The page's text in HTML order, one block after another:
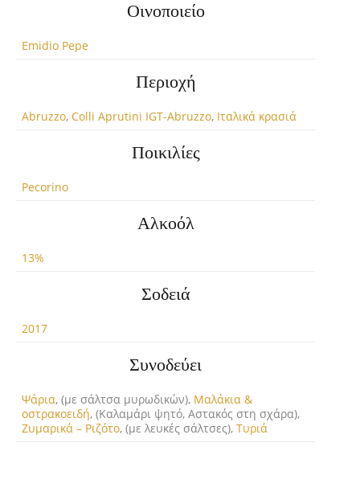
Οινοποιείο
Emidio Pepe
Περιοχή
Abruzzo, Colli Aprutini IGT-Abruzzo, Ιταλικά κρασιά
Ποικιλίες
Pecorino
Αλκοόλ
13%
Σοδειά
2017
Συνοδεύει
Ψάρια, (με σάλτσα μυρωδικών), Μαλάκια &
οστρακοειδή, (Καλαμάρι ψητό, Αστακός στη σχάρα),
Ζυμαρικά – Ριζότο, (με λευκές σάλτσες), Τυριά